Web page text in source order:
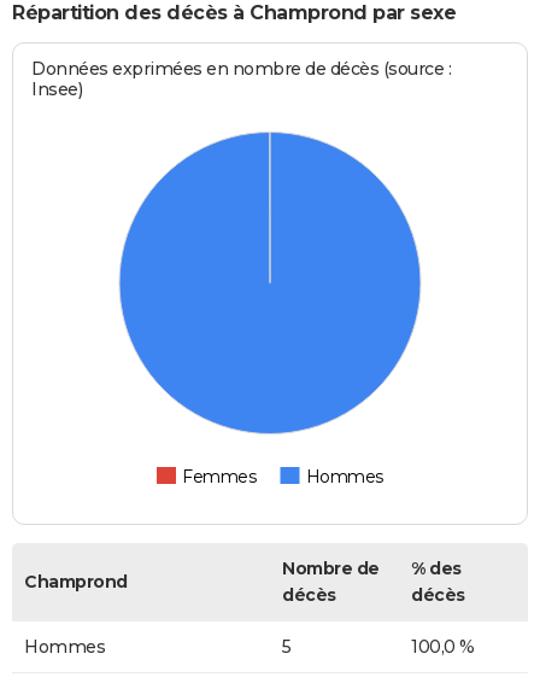
Répartition des décès à Champrond par sexe
Données exprimées en nombre de décès (source :
Insee)
Femmes Hommes
Champrond
Nombre de
décès
% des
décès
Hommes 5 100,0 %